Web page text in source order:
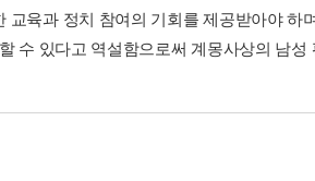
교육과 정치 참여의 기회를 제공받아야 하
수 있다고 역설함으로써 계몽사상의 남